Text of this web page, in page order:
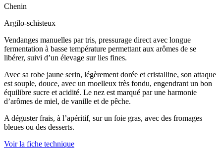
Chenin
Argilo-schisteux
Vendanges manuelles par tris, pressurage direct avec longue
fermentation à basse température permettant aux arômes de se
libérer, suivi d’un élevage sur lies fines.
Avec sa robe jaune serin, légèrement dorée et cristalline, son attaque
est souple, douce, avec un moelleux très fondu, engendrant un bon
équilibre sucre et acidité. Le nez est marqué par une harmonie
d’arômes de miel, de vanille et de pêche.
A déguster frais, à l’apéritif, sur un foie gras, avec des fromages
bleues ou des desserts.
Voir la fiche technique